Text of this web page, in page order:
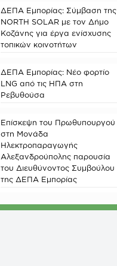
ΔΕΠΑ Εμπορίας: Σύμβαση της
NORTH SOLAR με τον Δήμο
Κοζάνης για έργα ενίσχυσης
τοπικών κοινοτήτων
ΔΕΠΑ Εμπορίας: Νέο φορτίο
LNG από τις ΗΠΑ στη
Ρεβυθούσα
Επίσκεψη του Πρωθυπουργού
στη Μονάδα
Ηλεκτροπαραγωγής
Αλεξανδρούπολης παρουσία
του Διευθύνοντος Συμβούλου
της ΔΕΠΑ Εμπορίας